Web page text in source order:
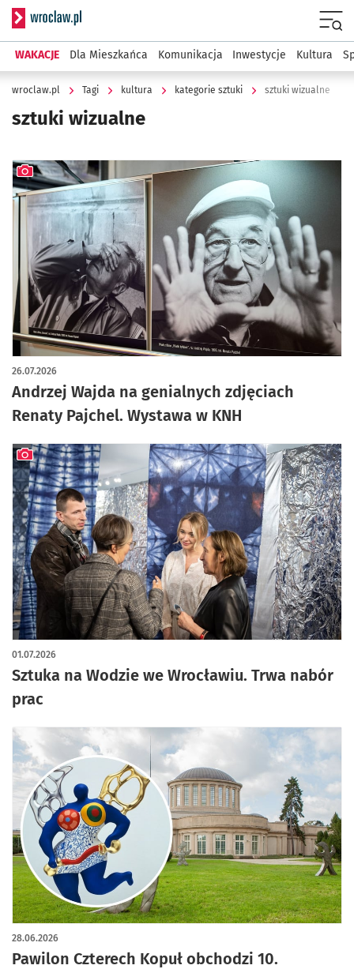
Serwis informacyjny wroclaw.pl
WAKACJE Dla Mieszkańca Komunikacja Inwestycje Kultura
wroclaw.pl Tagi kultura kategorie sztuki sztuki wizualne
sztuki wizualne
Andrzej Wajda na genialnych zdjęciach
Renaty Pajchel. Wystawa w KNH
26.07.2026
artykuł z galerią zdjęć
Sztuka na Wodzie we Wrocławiu. Trwa nabór
prac
01.07.2026
artykuł z galerią zdjęć
Pawilon Czterech Kopuł obchodzi 10.
28.06.2026